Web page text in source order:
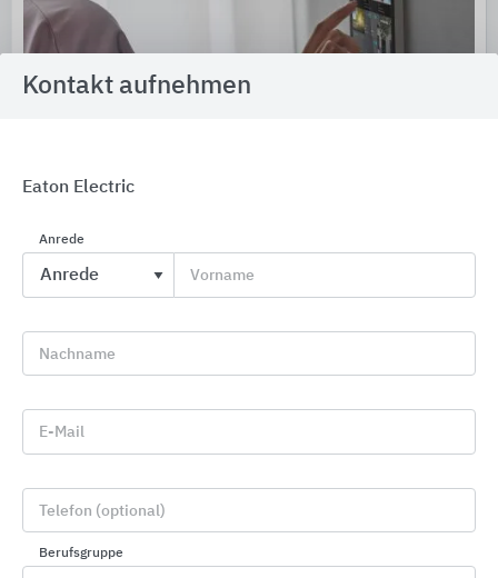
Gebäudesystemtechnik KNX
Busch-Jaeger
Kontakt aufnehmen
Eaton Electric
Anrede
Vorname
Nachname
E-Mail
Telefon (optional)
Berufsgruppe